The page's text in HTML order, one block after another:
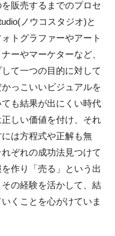
販売するまでのプロセ
ノウコスタジオ)と
トグラファーやアート
ーやマーケターなど、
て一つの目的に対して
っこいいビジュアルを
も結果が出にくい時代
しい価値を付け、それ
は方程式や正解も無
ぞれの成功法見つけて
作り「売る」という出
の経験を活かして、結
くことを心がけていま